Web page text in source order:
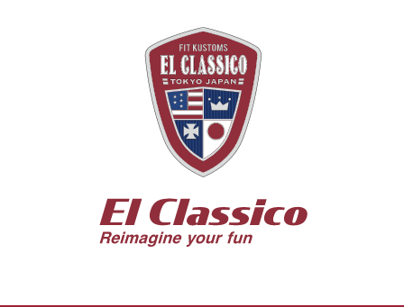
55 CHEVY HANDYMAN WAGON
56 BUICK SPECIAL * 565 *
56 CHEVY BEL-AIR * KOMO *
56 CHEVY BEL-AIR *SPARKLE 56
57 CHEVY BEL-AIR CONVERTIBLE
57 CHEVY NOMAD *ACID 57*